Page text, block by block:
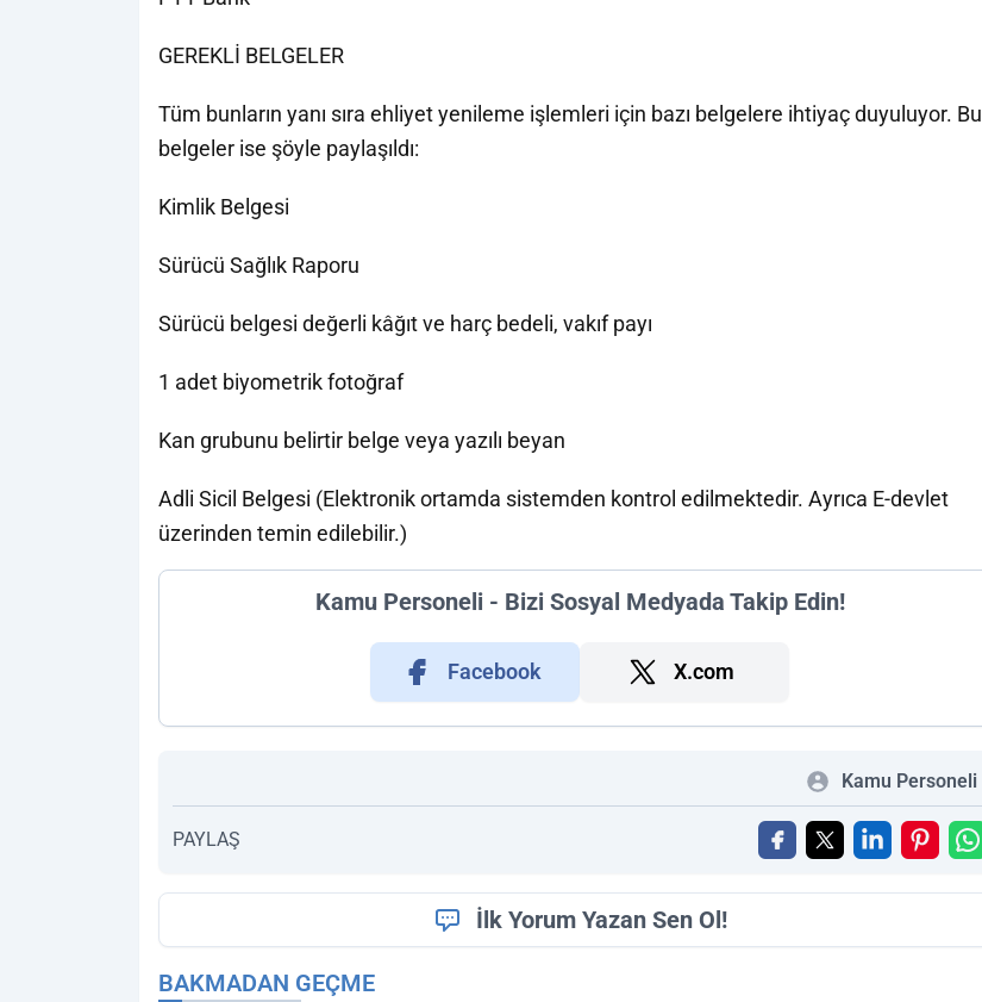
GEREKLİ BELGELER
Tüm bunların yanı sıra ehliyet yenileme işlemleri için bazı belgelere ihtiyaç duyuluyor. Bu
belgeler ise şöyle paylaşıldı:
Kimlik Belgesi
Sürücü Sağlık Raporu
Sürücü belgesi değerli kâğıt ve harç bedeli, vakıf payı
1 adet biyometrik fotoğraf
Kan grubunu belirtir belge veya yazılı beyan
Adli Sicil Belgesi (Elektronik ortamda sistemden kontrol edilmektedir. Ayrıca E-devlet
üzerinden temin edilebilir.)
Kamu Personeli - Bizi Sosyal Medyada Takip Edin!
Facebook X.com
Kamu Personeli
PAYLAŞ
İlk Yorum Yazan Sen Ol!
BAKMADAN GEÇME